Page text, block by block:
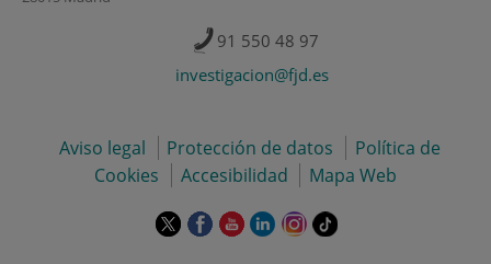
91 550 48 97
investigacion@fjd.es
Aviso legal Protección de datos
Política de
Cookies
Accesibilidad Mapa Web
EsteEsteEsteEsteEsteEnlace